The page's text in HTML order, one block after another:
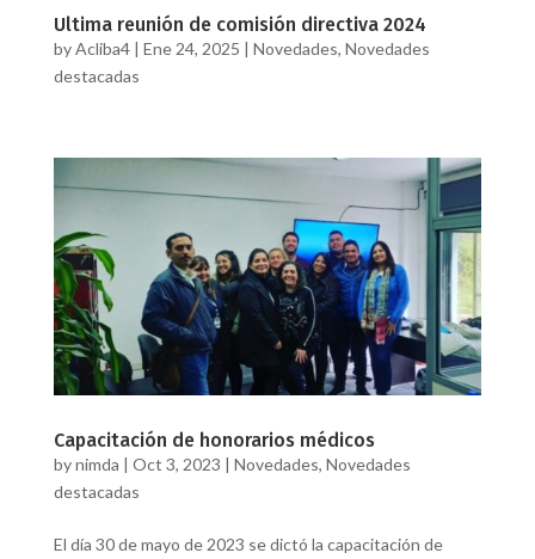
Ultima reunión de comisión directiva 2024
byAcliba4| Ene 24, 2025 | Novedades, Novedades
destacadas
Capacitación de honorarios médicos
bynimda | Oct 3, 2023 | Novedades, Novedades
destacadas
El día 30 de mayo de 2023 se dictó la capacitación de